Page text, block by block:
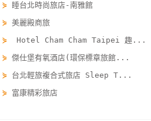
客
服
絡
單
⋟ 睡台北時尚旅店-南雅館
⋟美麗殿商旅
⋟
Hotel Cham Cham Taipei 趣...
⋟傑仕堡有氧酒店(環保標章旅館...
⋟ 台北輕旅複合式旅店 Sleep T...
⋟ 富康精彩旅店